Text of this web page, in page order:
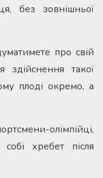
без зовнішньої
про свій
здійснення такої
плоді окремо, а
олімпійці,
хребет після